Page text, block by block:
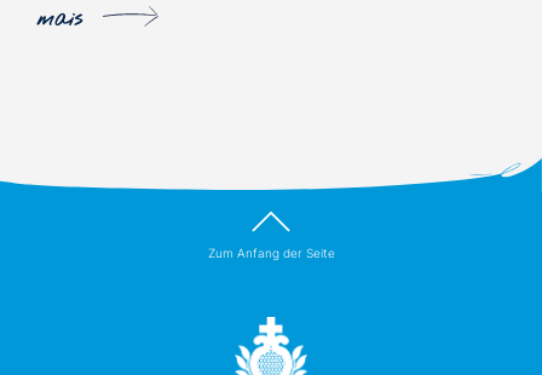
mais
Zum Anfang der Seite